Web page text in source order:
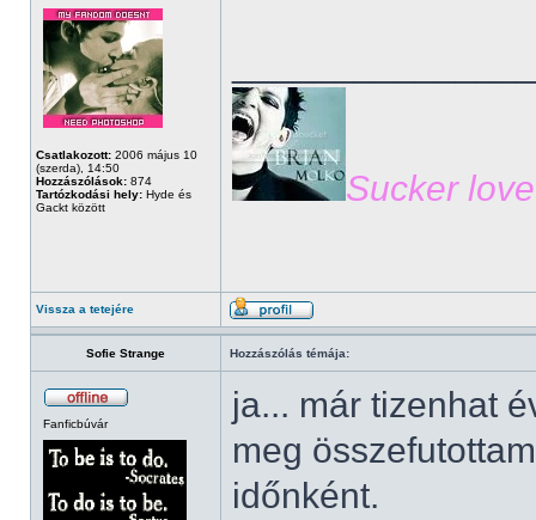
Csatlakozott: 2006 május 10
(szerda), 14:50
Hozzászólások: 874
Tartózkodási hely: Hyde és
Gackt között
Sucker
Vissza a tetejére
Sofie Strange Hozzászólás témája:
Fanficbúvár
ja... már tizenhat
meg
időnként.